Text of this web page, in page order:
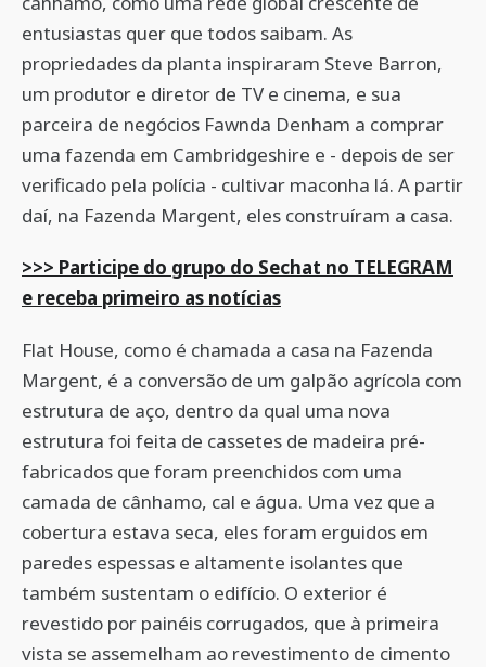
entusiastas quer que todos saibam. As
propriedades da planta inspiraram Steve Barron,
um produtor e diretor de TV e cinema, e sua
parceira de negócios Fawnda Denham a comprar
uma fazenda em Cambridgeshire e - depois de ser
verificado pela polícia - cultivar maconha lá. A partir
daí, na Fazenda Margent, eles construíram a casa.
>>> Participe do grupo do Sechat no TELEGRAM
e receba primeiro as notícias
Flat House, como é chamada a casa na Fazenda
Margent, é a conversão de um galpão agrícola com
estrutura de aço, dentro da qual uma nova
estrutura foi feita de cassetes de madeira pré-
fabricados que foram preenchidos com uma
camada de cânhamo, cal e água. Uma vez que a
cobertura estava seca, eles foram erguidos em
paredes espessas e altamente isolantes que
também sustentam o edifício. O exterior é
revestido por painéis corrugados, que à primeira
vista se assemelham ao revestimento de cimento